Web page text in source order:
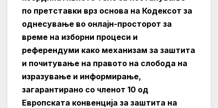
по претставки врз основа на Кодексот за
однесување во онлајн-просторот за
време на изборни процеси и
референдуми како механизам за заштита
и почитување на правото на слобода на
изразување и информирање,
загарантирано со членот 10 од
Европската конвенција за заштита на